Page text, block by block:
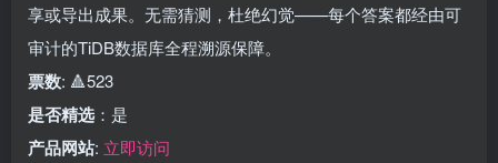
享或导出成果。无需猜测，杜绝幻觉——每个答案都经由可
审计的TiDB数据库全程溯源保障。
票数: 🔺523
是否精选 ：是
产品网站: 立即访问